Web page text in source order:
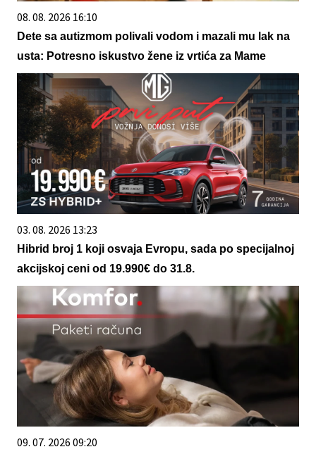
08. 08. 2026 16:10
Dete sa autizmom polivali vodom i mazali mu lak na
usta: Potresno iskustvo žene iz vrtića za Mame
03. 08. 2026 13:23
Hibrid broj 1 koji osvaja Evropu, sada po specijalnoj
akcijskoj ceni od 19.990€ do 31.8.
09. 07. 2026 09:20